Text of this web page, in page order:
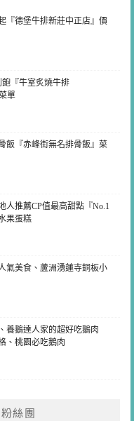
『德堡牛排新莊中正店』價
『牛室炙燒牛排
單
飯『赤峰街無名排骨飯』菜
人推薦CP值最高甜點『No.1
果蛋糕
氣美食、蘆洲湧蓮寺銅板小
養鵝達人家的超好吃鵝肉
、桃園必吃鵝肉
絲團